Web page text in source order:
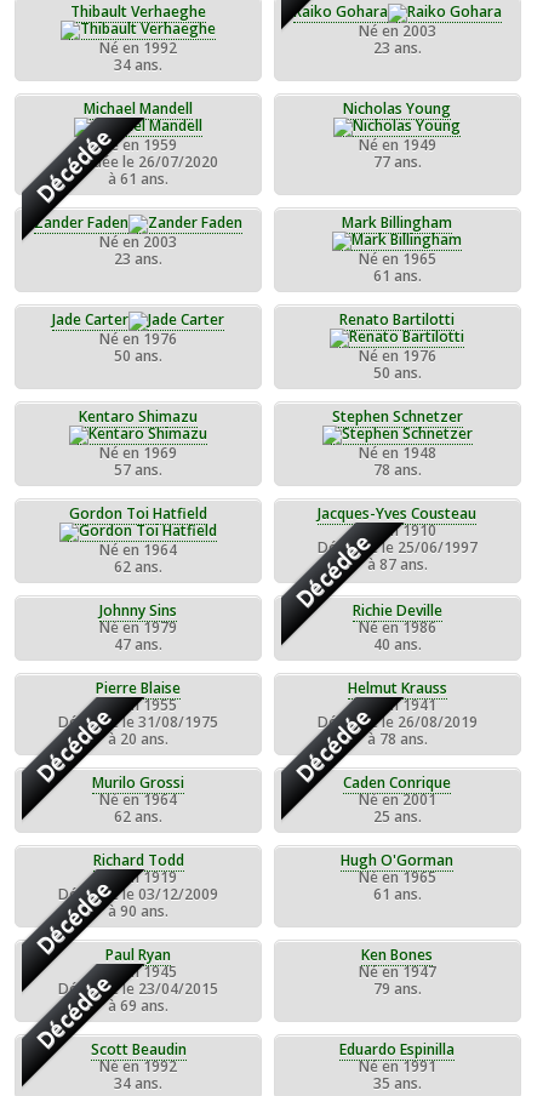
Thibault Verhaeghe
Né en 1992
34 ans.
Raiko Gohara
Né en 2003
23 ans.
Michael Mandell
DécédéeNé en 1959
Décédée le 26/07/2020
à 61 ans.
Nicholas Young
Né en 1949
77 ans.
Zander Faden
Né en 2003
23 ans.
Mark Billingham
Né en 1965
61 ans.
Jade Carter
Né en 1976
50 ans.
Renato Bartilotti
Né en 1976
50 ans.
Kentaro Shimazu
Né en 1969
57 ans.
Stephen Schnetzer
Né en 1948
78 ans.
Gordon Toi Hatfield
Né en 1964
62 ans.
Jacques-Yves Cousteau
DécédéeNé en 1910
Décédée le 25/06/1997
à 87 ans.
Johnny Sins
Né en 1979
47 ans.
Richie Deville
Né en 1986
40 ans.
Pierre Blaise
DécédéeNé en 1955
Décédée le 31/08/1975
à 20 ans.
Helmut Krauss
DécédéeNé en 1941
Décédée le 26/08/2019
à 78 ans.
Murilo Grossi
Né en 1964
62 ans.
Caden Conrique
Né en 2001
25 ans.
Richard Todd
DécédéeNé en 1919
Décédée le 03/12/2009
à 90 ans.
Hugh O'Gorman
Né en 1965
61 ans.
Paul Ryan
DécédéeNé en 1945
Décédée le 23/04/2015
à 69 ans.
Ken Bones
Né en 1947
79 ans.
Scott Beaudin
Né en 1992
34 ans.
Eduardo Espinilla
Né en 1991
35 ans.